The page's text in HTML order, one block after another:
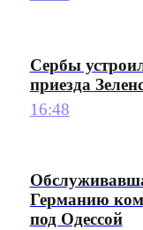
Сербы
приезда
16:48
Германию
под Одессой